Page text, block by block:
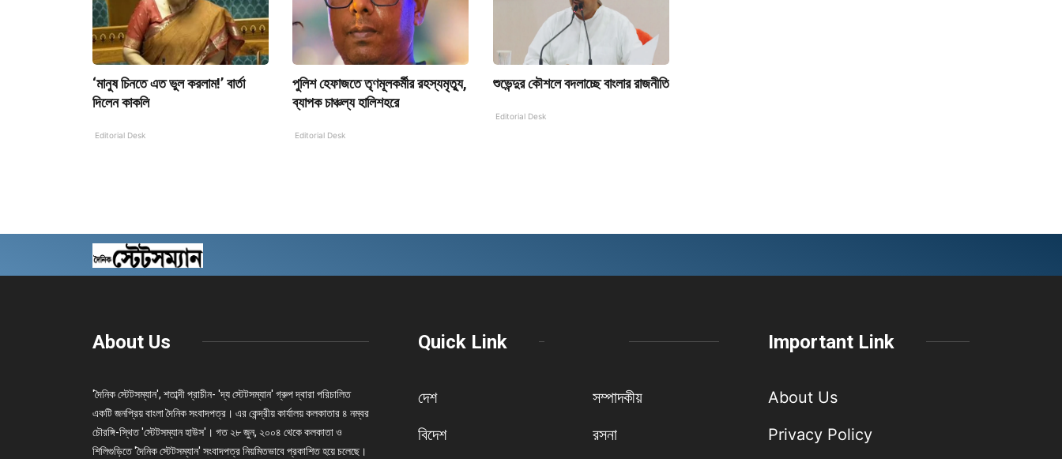
‘মানুষ চিনতে এত ভুল করলাম!’ বার্তা
দিলেন কাকলি
Editorial Desk
পুলিশ হেফাজতে তৃণমূলকর্মীর রহস্যমৃত্যু,
ব্যাপক চাঞ্চল্য হালিশহরে
Editorial Desk
শুভেন্দুর কৌশলে বদলাচ্ছে বাংলার রাজনীতি
Editorial Desk
About Us
'দৈনিক স্টেটসম্যান', শতাব্দী প্রাচীন- 'দ্য স্টেটসম্যান' গ্রুপ দ্বারা পরিচালিত
একটি জনপ্রিয় বাংলা দৈনিক সংবাদপত্র। এর কেন্দ্রীয় কার্যালয় কলকাতার ৪ নম্বর
চৌরঙ্গি-স্থিত 'স্টেটসম্যান হাউস'। গত ২৮ জুন, ২০০৪ থেকে কলকাতা ও
শিলিগুড়িতে 'দৈনিক স্টেটসম্যান' সংবাদপত্র নিয়মিতভাবে প্রকাশিত হয়ে চলেছে।
Quick Link
দেশ
বিদেশ
সম্পাদকীয়
রসনা
Important Link
About Us
Privacy Policy